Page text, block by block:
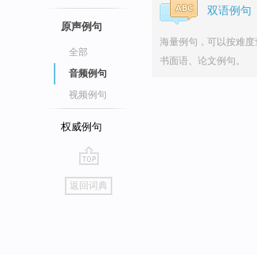
原声例句
全部
音频例句
视频例句
权威例句
go
top
返回词典
双语例句
海量例句，可以按难度
书面语、论文例句。